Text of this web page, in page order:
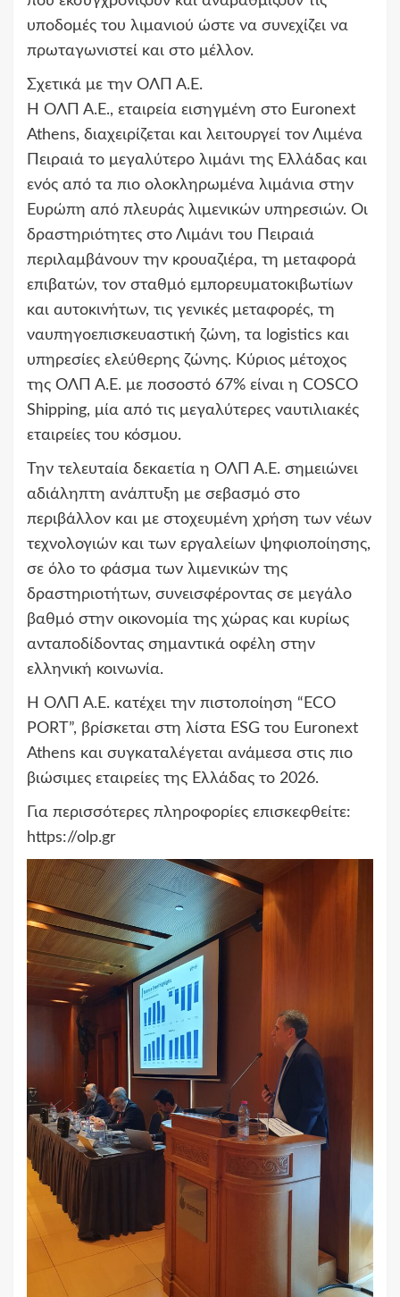
υποδομές του λιμανιού ώστε να συνεχίζει να
πρωταγωνιστεί και στο μέλλον.
Σχετικά με την ΟΛΠ Α.Ε.
Η ΟΛΠ Α.Ε., εταιρεία εισηγμένη στο Euronext
Athens, διαχειρίζεται και λειτουργεί τον Λιμένα
Πειραιά το μεγαλύτερο λιμάνι της Ελλάδας και
ενός από τα πιο ολοκληρωμένα λιμάνια στην
Ευρώπη από πλευράς λιμενικών υπηρεσιών. Οι
δραστηριότητες στο Λιμάνι του Πειραιά
περιλαμβάνουν την κρουαζιέρα, τη μεταφορά
επιβατών, τον σταθμό εμπορευματοκιβωτίων
και αυτοκινήτων, τις γενικές μεταφορές, τη
ναυπηγοεπισκευαστική ζώνη, τα logistics και
υπηρεσίες ελεύθερης ζώνης. Κύριος μέτοχος
της ΟΛΠ Α.Ε. με ποσοστό 67% είναι η COSCO
Shipping, μία από τις μεγαλύτερες ναυτιλιακές
εταιρείες του κόσμου.
Την τελευταία δεκαετία η ΟΛΠ Α.Ε. σημειώνει
αδιάληπτη ανάπτυξη με σεβασμό στο
περιβάλλον και με στοχευμένη χρήση των νέων
τεχνολογιών και των εργαλείων ψηφιοποίησης,
σε όλο το φάσμα των λιμενικών της
δραστηριοτήτων, συνεισφέροντας σε μεγάλο
βαθμό στην οικονομία της χώρας και κυρίως
ανταποδίδοντας σημαντικά οφέλη στην
ελληνική κοινωνία.
Η ΟΛΠ Α.Ε. κατέχει την πιστοποίηση “ECO
PORT”, βρίσκεται στη λίστα ESG του Euronext
Athens και συγκαταλέγεται ανάμεσα στις πιο
βιώσιμες εταιρείες της Ελλάδας το 2026.
Για περισσότερες πληροφορίες επισκεφθείτε:
https://olp.gr